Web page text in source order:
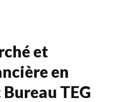
et
en
TEG